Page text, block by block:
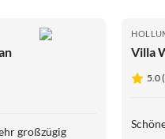
großzügig
Villa
5.0